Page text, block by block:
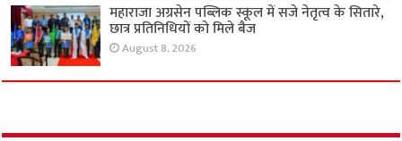
महाराजा अग्रसेन पब्लिक स्कूल में सजे नेतृत्व के सितारे,
छात्र प्रतिनिधियों को मिले बैज
August 8, 2026